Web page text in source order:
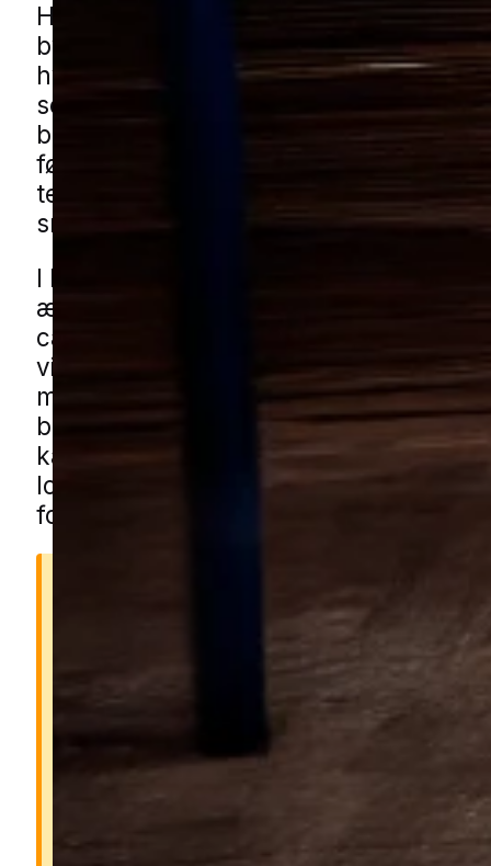
Hvepse kan hurtigt blive en
bygger bo tæt på boligen eller
hvor man opholder sig meget i
sommerhalvåret. De søger ofte mod
beskyttede steder, og derfor opdages
først, når der er mere aktivitet omkring
terrassen, ved vinduer eller omkring
småbygninger på grunden.
I blandede boligområder med både
ældre huse kan hvepse finde plads i
carporte, skure og under tage ved
villaveje. Også grønne fællesarealer,
med hække og buskads samt
bag detailbutikker kan give gode
kan få hvepsehjælp i Holbæk gennem
lokale partnere. Udfyld formularen, så
forbinder vi dig med en lokal
Risikoen ved hvepse
Hvepse kan være aggressive, især
på sommeren, hvor de søger søde
og bliver mere nærgående. Deres
kan gøre ondt og kan i sjældne
udløse alvorlige allergiske
Hvis en hveps føler sig truet, kan